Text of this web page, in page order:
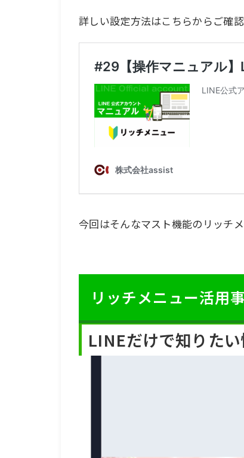
詳しい設定方法はこちらからご確
今回はそんなマスト機能のリッチ
リッチメニュー活用
LINEだけで知りた